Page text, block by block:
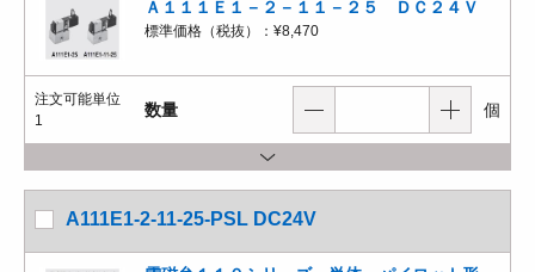
Ａ１１１Ｅ１－２－１１－２５ ＤＣ２４Ｖ
標準価格（税抜）： ¥8,470
注文可能単位
1
数量 個
A111E1-2-11-25-PSL DC24V